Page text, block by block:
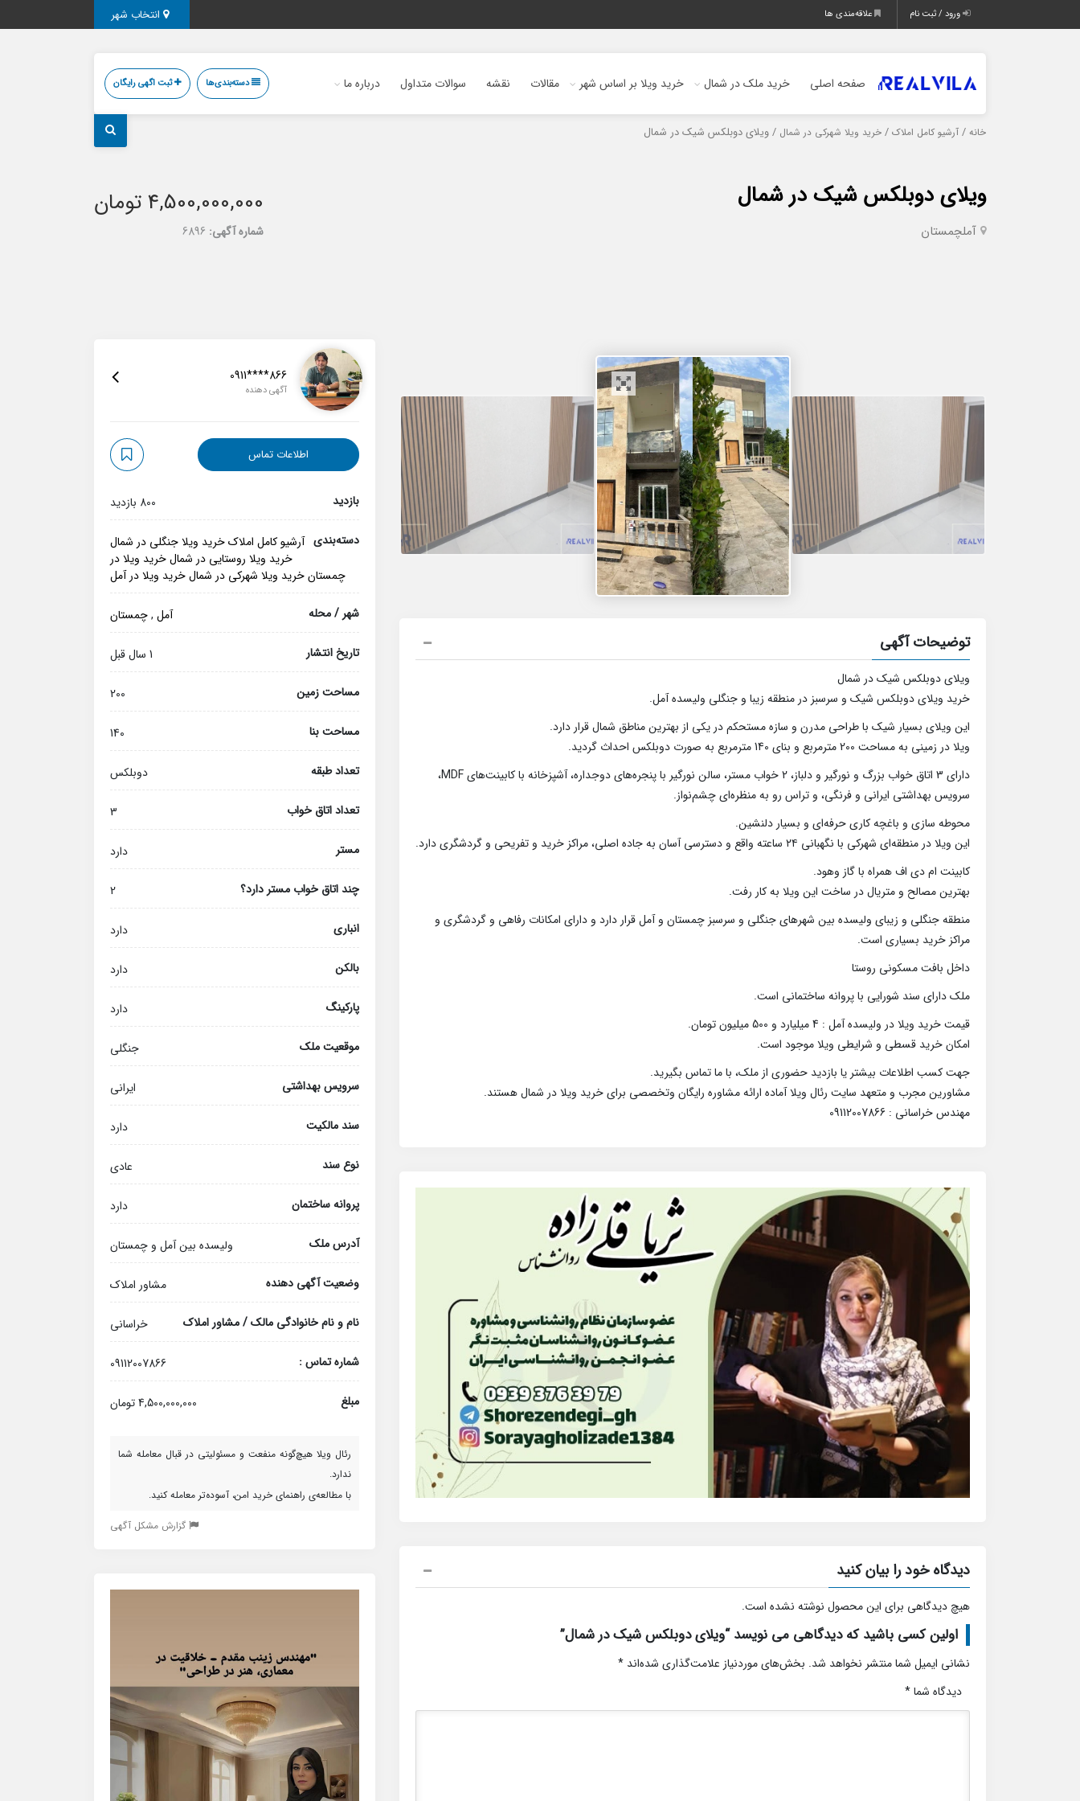
ورود / ثبت نام علاقه‌مندی ها
صفحه اصلی خرید ملک در شمال خرید ویلا بر اساس شهر مقالات نقشه سوالات متداول درباره ما دسته‌بندی‌ها ثبت اگهی رایگان
خانه / آرشیو کامل املاک / خرید ویلا شهرکی در شمال / ویلای دوبلکس شیک در شمال
ویلای دوبلکس شیک در شمال
آملچمستان
4,500,000,000 تومان
شماره آگهی: 6896
توضیحات آگهی
ویلای دوبلکس شیک در شمال
خرید ویلای دوبلکس شیک و سرسبز در منطقه زیبا و جنگلی ولیسده آمل.
این ویلای بسیار شیک با طراحی مدرن و سازه مستحکم در یکی از بهترین مناطق شمال قرار دارد.
ویلا در زمینی به مساحت 200 مترمربع و بنای 140 مترمربع به صورت دوبلکس احداث گردید.
دارای 3 اتاق خواب بزرگ و نورگیر و دلباز، 2 خواب مستر، سالن نورگیر با پنجره‌های دوجداره، آشپزخانه با کابینت‌های MDF،
سرویس بهداشتی ایرانی و فرنگی، و تراس رو به منظره‌ای چشم‌نواز.
محوطه سازی و باغچه کاری حرفه‌ای و بسیار دلنشین.
این ویلا در منطقه‌ای شهرکی با نگهبانی ۲۴ ساعته واقع و دسترسی آسان به جاده اصلی، مراکز خرید و تفریحی و گردشگری دارد.
کابینت ام دی اف همراه با گاز وهود.
بهترین مصالح و متریال در ساخت این ویلا به کار رفت.
منطقه جنگلی و زیبای ولیسده بین شهرهای جنگلی و سرسبز چمستان و آمل قرار دارد و دارای امکانات رفاهی و گردشگری و
مراکز خرید بسیاری است.
داخل بافت مسکونی روستا
ملک دارای سند شورایی با پروانه ساختمانی است.
قیمت خرید ویلا در ولیسده آمل : 4 میلیارد و 500 میلیون تومان.
امکان خرید قسطی و شرایطی ویلا موجود است.
جهت کسب اطلاعات بیشتر یا بازدید حضوری از ملک، با ما تماس بگیرید.
مشاورین مجرب و متعهد سایت رئال ویلا آماده ارائه مشاوره رایگان وتخصصی برای خرید ویلا در شمال هستند.
مهندس خراسانی : 09112007866
دیدگاه خود را بیان کنید
هیچ دیدگاهی برای این محصول نوشته نشده است.
اولین کسی باشید که دیدگاهی می نویسد “ویلای دوبلکس شیک در شمال”
نشانی ایمیل شما منتشر نخواهد شد. بخش‌های موردنیاز علامت‌گذاری شده‌اند *
دیدگاه شما*
0911****866
آگهی دهنده
اطلاعات تماس
بازدید 800 بازدید
دسته‌بندی آرشیو کامل املاکخرید ویلا جنگلی در شمال
خرید ویلا روستایی در شمالخرید ویلا در
چمستانخرید ویلا شهرکی در شمالخرید ویلا در آمل
شهر / محله آمل ,چمستان
تاریخ انتشار 1 سال قبل
مساحت زمین 200
مساحت بنا 140
تعداد طبقه دوبلکس
تعداد اتاق خواب 3
مستر دارد
چند اتاق خواب مستر دارد؟ 2
انباری دارد
بالکن دارد
پارکینگ دارد
موقعیت ملک جنگلی
سرویس بهداشتی ایرانی
سند مالکیت دارد
نوع سند عادی
پروانه ساختمان دارد
آدرس ملک ولیسده بین آمل و چمستان
وضعیت آگهی دهنده مشاور املاک
نام و نام خانوادگی مالک / مشاور املاک خراسانی
شماره تماس : 09112007866
مبلغ 4,500,000,000 تومان
رئال ویلا هیچ‌گونه منفعت و مسئولیتی در قبال معامله شما
ندارد.
با مطالعه‌ی راهنمای خرید امن، آسوده‌تر معامله کنید.
گزارش مشکل آگهی